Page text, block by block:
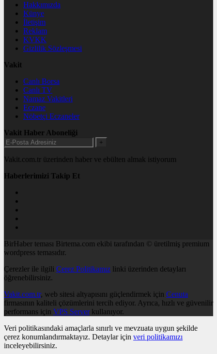
Hakkımızda
Künye
İletişim
Reklam
KVKK
Gizlilik Sözleşmesi
Vakit
Canlı Borsa
Canlı TV
Namaz Vakitleri
Eczane
Nöbetçi Eczaneler
Vakit Haber Aboneliği
+
Vakit.com.tr üzerinden haber ve ebülten almak istiyorum
Haberlerimizi Takip Et
BirHaber teması Birtema.com ekibi tarafından © üretilmiş premium
wordpress temasıdır.
Çerezler ile ilgili Çerez Politikamız linki üzerinden detayları
öğrenebilirsiniz.
Vakit.com.tr, web sitesi altyapısını güçlendirmek için Cenuta
firmasının kaliteli çözümlerini tercih ediyor. Ayrıca, hızlı ve güvenilir
performans için VPS Serverkullanıyor.
Veri politikasındaki amaçlarla sınırlı ve mevzuata uygun şekilde
çerez konumlandırmaktayız. Detaylar için veri politikamızı
inceleyebilirsiniz.